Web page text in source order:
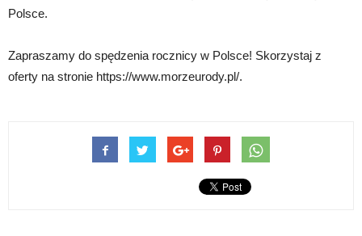
Polsce.
Zapraszamy do spędzenia rocznicy w Polsce! Skorzystaj z
oferty na stronie https://www.morzeurody.pl/.